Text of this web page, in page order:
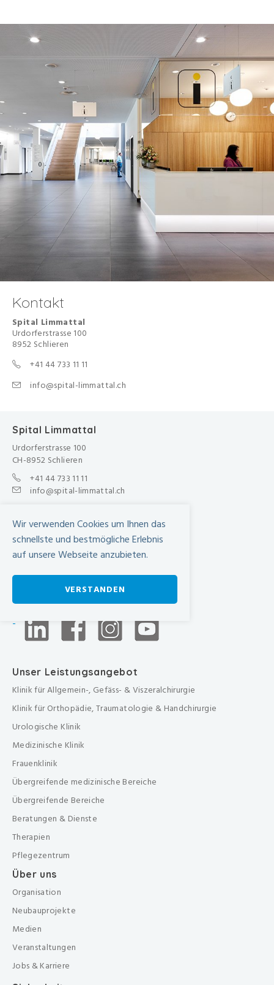
Kontakt
Spital Limmattal
Urdorferstrasse 100
8952 Schlieren
+41 44 733 11 11
info@spital-limmattal.ch
Spital Limmattal
Urdorferstrasse 100
CH-8952 Schlieren
+41 44 733 11 11
info@spital-limmattal.ch
Täglich von 13.30 - 20.00 Uhr
Anfahrt
Wegbeschreibung in Google Maps
Unser Leistungsangebot
Klinik für Allgemein-, Gefäss- & Viszeralchirurgie
Klinik für Orthopädie, Traumatologie & Handchirurgie
Urologische Klinik
Medizinische Klinik
Frauenklinik
Übergreifende medizinische Bereiche
Übergreifende Bereiche
Beratungen & Dienste
Therapien
Pflegezentrum
Über uns
Organisation
Neubauprojekte
Medien
Veranstaltungen
Jobs & Karriere
Wir verwenden Cookies um Ihnen das
schnellste und bestmögliche Erlebnis
auf unsere Webseite anzubieten.
VERSTANDEN
-